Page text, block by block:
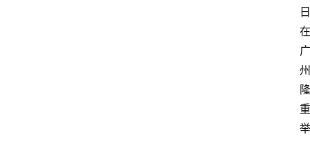
日
在
广
州
隆
重
举